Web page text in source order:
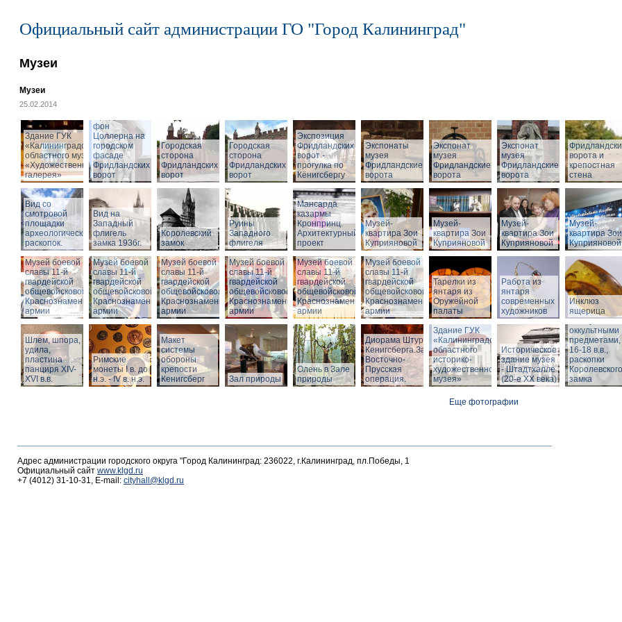
Официальный сайт администрации ГО "Город Калининград"
Музеи
Музеи
25.02.2014
Здание ГУК
«Калининградского
областного музея
«Художественная
галерея»
фон
Цоллерна на
городском
фасаде
Фридландских
ворот
Городская
сторона
Фридландских
ворот
Городская
сторона
Фридландских
ворот
Экспозиция
Фридландских
ворот -
прогулка по
Кёнигсбергу
Экспонаты
музея
Фридландские
ворота
Экспонат
музея
Фридландские
ворота
Экспонат
музея
Фридландские
ворота
ворота и
крепостная
стена
Вид со
смотровой
площадки
археологических
раскопок.
Вид на
Западный
флигель
замка 1936г.
Королевский
замок
Руины
Западного
флигеля
Мансарда
казармы
Кронпринц.
Архитектурный
проект
Музей-
квартира Зои
Куприяновой
Музей-
квартира Зои
Куприяновой
Музей-
квартира Зои
Куприяновой
Музей-
квартира Зои
Куприяновой
Музей боевой
славы 11-й
гвардейской
общевойсковой
Краснознаменной
армии
Музей боевой
славы 11-й
гвардейской
общевойсковой
Краснознаменной
армии
Музей боевой
славы 11-й
гвардейской
общевойсковой
Краснознаменной
армии
Музей боевой
славы 11-й
гвардейской
общевойсковой
Краснознаменной
армии
Музей боевой
славы 11-й
гвардейской
общевойсковой
Краснознаменной
армии
Музей боевой
славы 11-й
гвардейской
общевойсковой
Краснознаменной
армии
Тарелки из
янтаря из
Оружейной
палаты
Работа из
янтаря
современных
художников
Инклюз
ящерица
Шлем, шпора,
удила,
пластина
панциря XIV-
XVI в.в.
Римские
монеты I в. до
н.э. - IV в. н.э.
Макет
системы
обороны
крепости
Кенигсберг
Зал природы
Олень в Зале
природы
Диорама Штурм
Кенигсберга.Зал
Восточно-
Прусская
операция.
Здание ГУК
«Калининградского
областного
историко-
художественного
музея»
Историческое
здание музея
- Штадтхалле
(20-е XX века)
Шкатулка с
оккультными
предметами,
16-18 в.в.,
раскопки
Королевского
замка
Еще фотографии
Адрес администрации городского округа "Город Калининград: 236022, г.Калининград, пл.Победы, 1
Официальный сайт www.klgd.ru
+7 (4012) 31-10-31, E-mail: cityhall@klgd.ru